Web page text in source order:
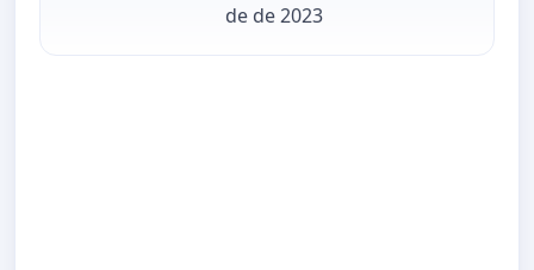
de de 2023